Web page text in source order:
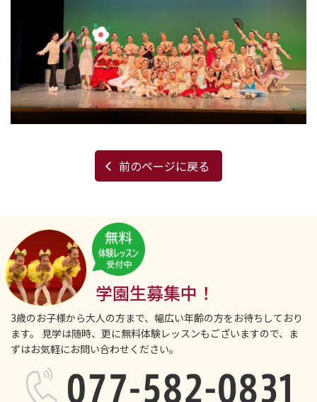
前のページに戻る
学園生募集中！
3歳のお子様から大人の方まで、幅広い年齢の方をお待ちしており
ます。
見学は随時、更に無料体験レッスンもございますので、ま
ずはお気軽にお問い合わせください。